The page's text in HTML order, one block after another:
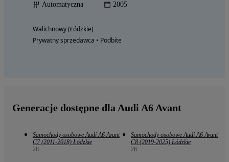
Automatyczna
2005
Walichnowy (Łódzkie)
Prywatny sprzedawca • Podbite
Generacje dostępne dla Audi A6 Avant
Samochody osobowe Audi A6 Avant
C7 (2011-2018) Łódzkie
28
Samochody osobowe Audi A6 Avant
C8 (2019-2025) Łódzkie
26